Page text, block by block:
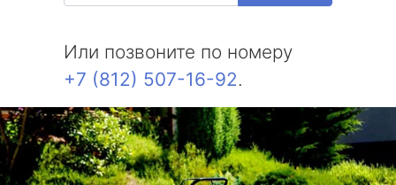
Или позвоните по номеру
+7 (812) 507-16-92.